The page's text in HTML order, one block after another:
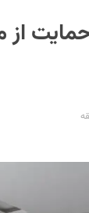
حمایت